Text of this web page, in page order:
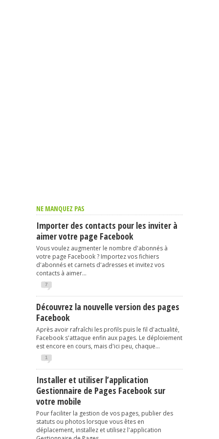
NE MANQUEZ PAS
Importer des contacts pour les inviter à
aimer votre page Facebook
Vous voulez augmenter le nombre d'abonnés à
votre page Facebook ? Importez vos fichiers
d'abonnés et carnets d'adresses et invitez vos
contacts à aimer...
7
Découvrez la nouvelle version des pages
Facebook
Après avoir rafraîchi les profils puis le fil d'actualité,
Facebook s'attaque enfin aux pages. Le déploiement
est encore en cours, mais d'ici peu, chaque...
1
Installer et utiliser l’application
Gestionnaire de Pages Facebook sur
votre mobile
Pour faciliter la gestion de vos pages, publier des
statuts ou photos lorsque vous êtes en
déplacement, installez et utilisez l'application